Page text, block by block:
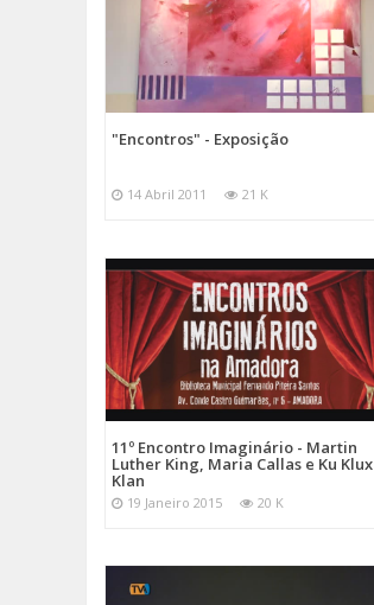
"Encontros" - Exposição
14 Abril 2011 21 K
11º Encontro Imaginário - Martin
Luther King, Maria Callas e Ku Klux
Klan
19 Janeiro 2015 20 K